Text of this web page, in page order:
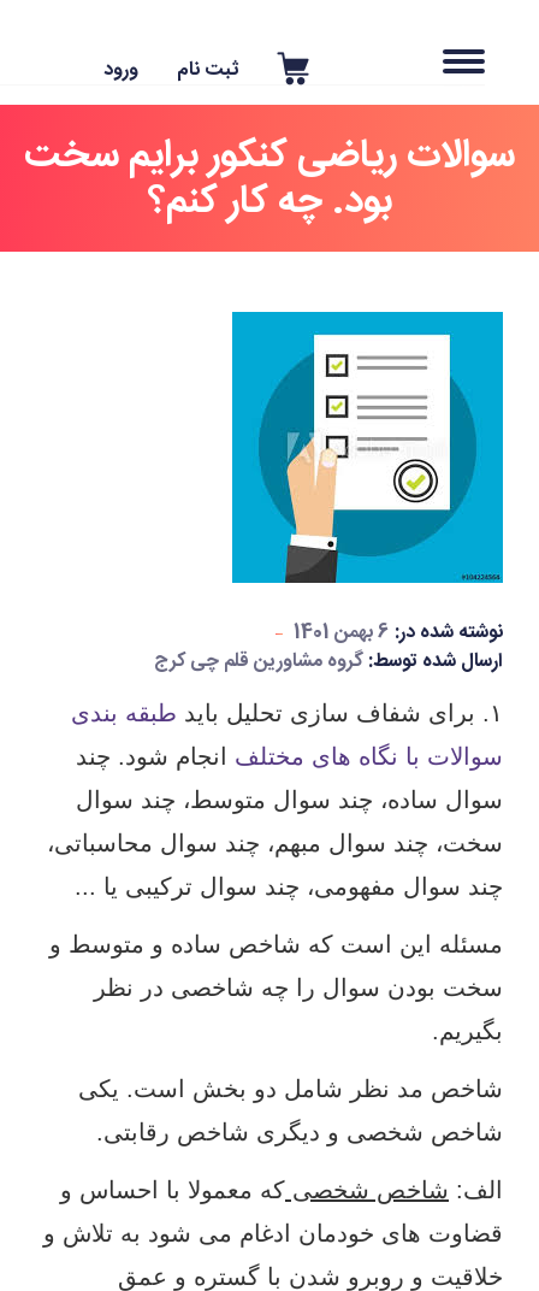
ثبت نام
ریاضی کنکور برایم سخت
بود. چه کار کنم؟
نوشته شده در:6 بهمن 1401
ارسال شده توسط:گروه مشاورین قلم چی کرج
طبقه بندی
سوالات با نگاه های مختلفانجام شود. چند
سوال ساده، چند سوال متوسط، چند سوال
سخت، چند سوال مبهم، چند سوال محاسباتی،
چند سوال مفهومی، چند سوال ترکیبی یا ...
مسئله این است که شاخص ساده و متوسط و
سخت بودن سوال را چه شاخصی در نظر
بگیریم.
شاخص مد نظر شامل دو بخش است. یکی
شاخص شخصی و دیگری شاخص رقابتی.
الف:شاخص شخصیکه معمولا با احساس و
قضاوت های خودمان ادغام می شود به تلاش و
خلاقیت و روبرو شدن با گستره و عمق